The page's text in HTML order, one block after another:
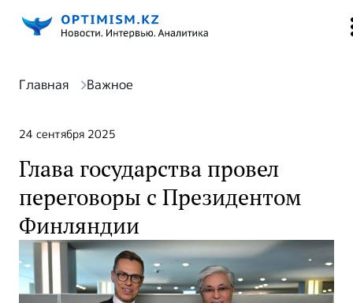
Главная Важное
24 сентября 2025
Глава государства провел
переговоры с Президентом
Финляндии